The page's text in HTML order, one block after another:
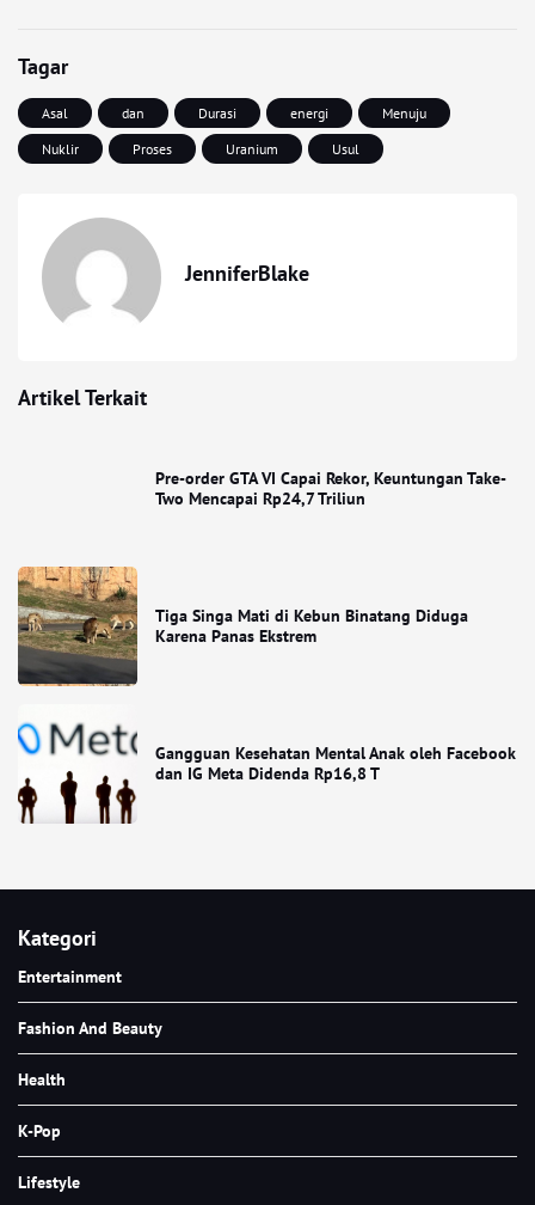
Tagar
Asal dan Durasi energi
Menuju
Nuklir
Proses Uranium Usul
JenniferBlake
Artikel Terkait
Pre-order GTA VI Capai Rekor, Keuntungan Take-
Two Mencapai Rp24,7 Triliun
Tiga Singa Mati di Kebun Binatang Diduga
Karena Panas Ekstrem
Gangguan Kesehatan Mental Anak oleh Facebook
dan IG Meta Didenda Rp16,8 T
Kategori
Entertainment
Fashion And Beauty
Health
K-Pop
Lifestyle